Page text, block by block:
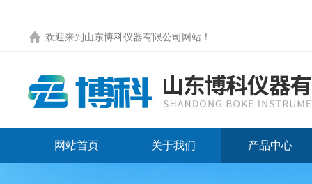
欢迎来到 山东博科仪器有限公司网站 ！
网站首页 关于我们 产品中心